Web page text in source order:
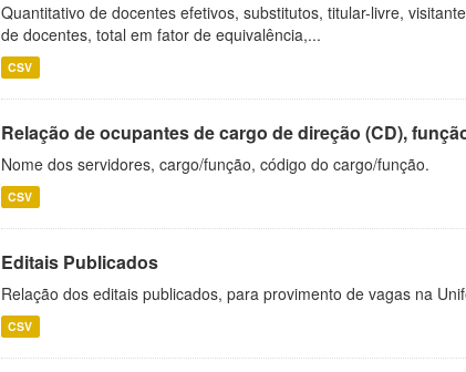
Quantitativo de docentes efetivos, substitutos, titular-livre,
de docentes, total em fator de equivalência,...
CSV
Relação de ocupantes de cargo de direção (CD),
Nome dos servidores, cargo/função, código do cargo/função.
CSV
Editais Publicados
Relação dos editais publicados, para provimento de vagas na
CSV